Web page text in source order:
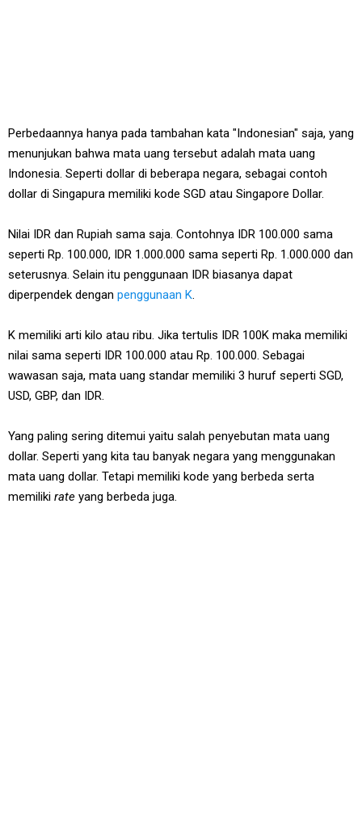
Perbedaannya hanya pada tambahan kata "Indonesian" saja, yang
menunjukan bahwa mata uang tersebut adalah mata uang
Indonesia. Seperti dollar di beberapa negara, sebagai contoh
dollar di Singapura memiliki kode SGD atau Singapore Dollar.
Nilai IDR dan Rupiah sama saja. Contohnya IDR 100.000 sama
seperti Rp. 100.000, IDR 1.000.000 sama seperti Rp. 1.000.000 dan
seterusnya. Selain itu penggunaan IDR biasanya dapat
diperpendek dengan penggunaan K.
K memiliki arti kilo atau ribu. Jika tertulis IDR 100K maka memiliki
nilai sama seperti IDR 100.000 atau Rp. 100.000. Sebagai
wawasan saja, mata uang standar memiliki 3 huruf seperti SGD,
USD, GBP, dan IDR.
Yang paling sering ditemui yaitu salah penyebutan mata uang
dollar. Seperti yang kita tau banyak negara yang menggunakan
mata uang dollar. Tetapi memiliki kode yang berbeda serta
memiliki rate yang berbeda juga.